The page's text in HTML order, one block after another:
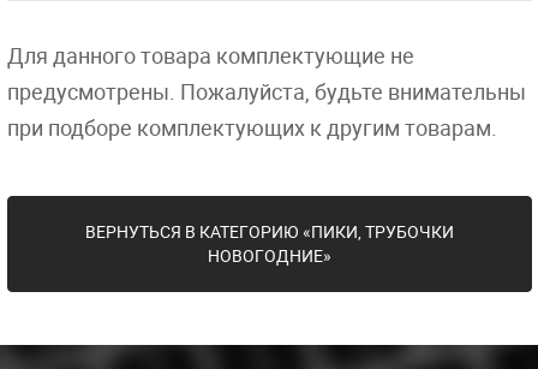
Для данного товара комплектующие не
предусмотрены. Пожалуйста, будьте внимательны
при подборе комплектующих к другим товарам.
ВЕРНУТЬСЯ В КАТЕГОРИЮ «ПИКИ, ТРУБОЧКИ
НОВОГОДНИЕ»